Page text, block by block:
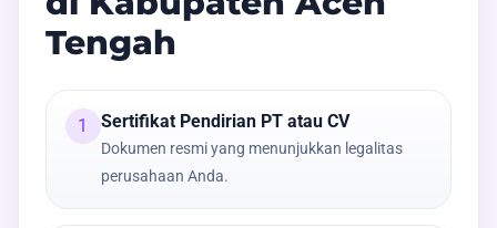
Tengah
1 Sertifikat Pendirian PT atau CV
Dokumen resmi yang menunjukkan legalitas
perusahaan Anda.